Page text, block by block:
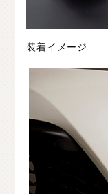
装着イメージ